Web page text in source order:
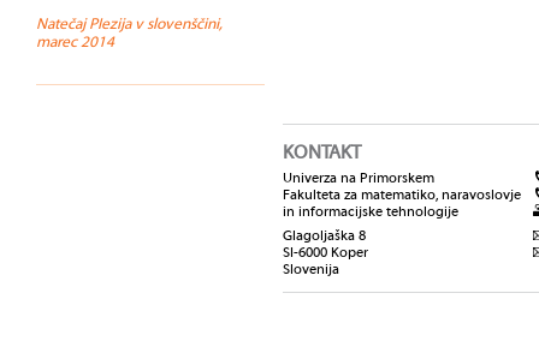
Natečaj PIezija v slovenščini,
marec 2014
KONTAKT
Univerza na Primorskem
Fakulteta za matematiko, naravoslovje
in informacijske tehnologije
Glagoljaška 8
SI-6000 Koper
Slovenija